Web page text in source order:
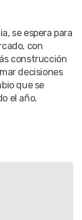
se espera para
con
construcción
decisiones
que se
el año.